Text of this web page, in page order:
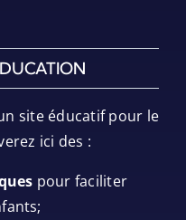
site éducatif pour le
ici des :
pour faciliter